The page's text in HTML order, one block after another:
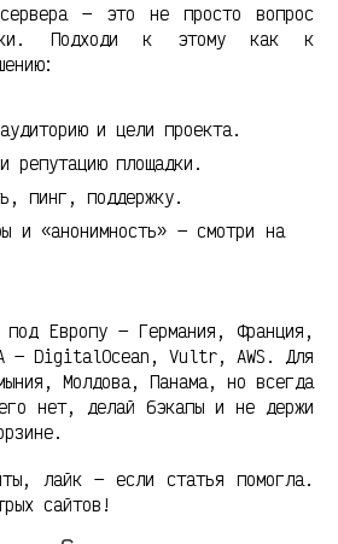
— это не просто вопрос
Подходи к этому как к
и цели проекта.
репутацию площадки.
пинг, поддержку.
и «анонимность» — смотри на
под Европу — Германия, Франция,
— DigitalOcean, Vultr, AWS. Для
Молдова, Панама, но всегда
нет, делай бэкапы и не держи
лайк — если статья помогла.
сайтов!